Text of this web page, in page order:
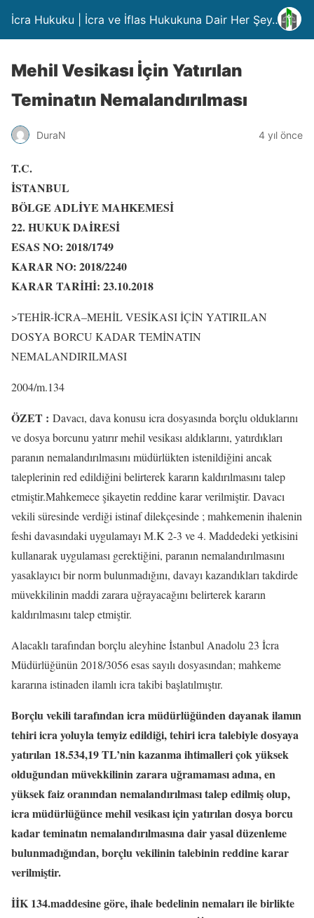
İcra Hukuku | İcra ve İflas Hukukuna Dair Her Şey….
Mehil Vesikası İçin Yatırılan
Teminatın Nemalandırılması
DuraN 4 yıl önce
T.C.
İSTANBUL
BÖLGE ADLİYE MAHKEMESİ
22. HUKUK DAİRESİ
ESAS NO: 2018/1749
KARAR NO: 2018/2240
KARAR TARİHİ: 23.10.2018
>TEHİR-İCRA–MEHİL VESİKASI İÇİN YATIRILAN
DOSYA BORCU KADAR TEMİNATIN
NEMALANDIRILMASI
2004/m.134
ÖZET : Davacı, dava konusu icra dosyasında borçlu olduklarını
ve dosya borcunu yatırır mehil vesikası aldıklarını, yatırdıkları
paranın nemalandırılmasını müdürlükten istenildiğini ancak
taleplerinin red edildiğini belirterek kararın kaldırılmasını talep
etmiştir.Mahkemece şikayetin reddine karar verilmiştir. Davacı
vekili süresinde verdiği istinaf dilekçesinde ; mahkemenin ihalenin
feshi davasındaki uygulamayı M.K 2-3 ve 4. Maddedeki yetkisini
kullanarak uygulaması gerektiğini, paranın nemalandırılmasını
yasaklayıcı bir norm bulunmadığını, davayı kazandıkları takdirde
müvekkilinin maddi zarara uğrayacağını belirterek kararın
kaldırılmasını talep etmiştir.
Alacaklı tarafından borçlu aleyhine İstanbul Anadolu 23 İcra
Müdürlüğünün 2018/3056 esas sayılı dosyasından; mahkeme
kararına istinaden ilamlı icra takibi başlatılmıştır.
Borçlu vekili tarafından icra müdürlüğünden dayanak ilamın
tehiri icra yoluyla temyiz edildiği, tehiri icra talebiyle dosyaya
yatırılan 18.534,19 TL’nin kazanma ihtimalleri çok yüksek
olduğundan müvekkilinin zarara uğramaması adına, en
yüksek faiz oranından nemalandırılması talep edilmiş olup,
icra müdürlüğünce mehil vesikası için yatırılan dosya borcu
kadar teminatın nemalandırılmasına dair yasal düzenleme
bulunmadığından, borçlu vekilinin talebinin reddine karar
verilmiştir.
İİK 134.maddesine göre, ihale bedelinin nemaları ile birlikte